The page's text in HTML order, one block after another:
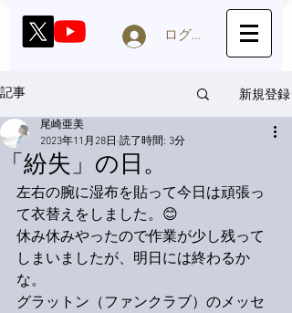
ログイン
記事 新規登録
「紛失」の日。
尾崎亜美
2023年11月28日 読了時間: 3分
左右の腕に湿布を貼って今日は頑張っ
て衣替えをしました。😊
休み休みやったので作業が少し残って
しまいましたが、明日には終わるか
な。
グラットン（ファンクラブ）のメッセ